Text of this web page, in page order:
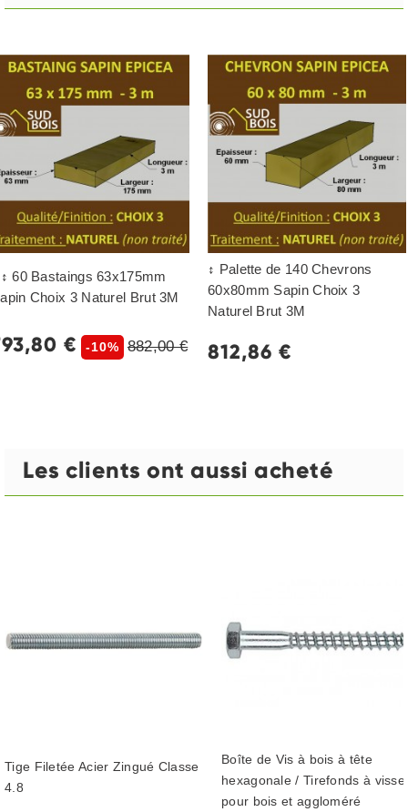
60 Bastaings 63x175mm
Choix 3 Naturel Brut 3M
€ -10% 882,00 €
↕ Palette de 140 Chevrons
60x80mm Sapin Choix 3
Naturel Brut 3M
812,86 €
Les clients ont aussi acheté
Tige Filetée Acier Zingué Classe
4.8
Boîte de Vis à bois à tête
hexagonale / Tirefonds à
pour bois et aggloméré